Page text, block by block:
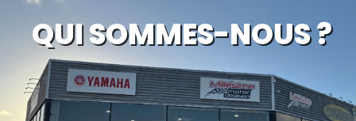
QUI SOMMES-NOUS ?